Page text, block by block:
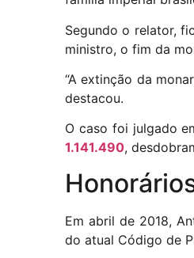
Segundo o relator,
ministro, o fim da
“A extinção da
destacou.
O caso foi julgado
1.141.490,
Em abril de 2018,
do atual Código de